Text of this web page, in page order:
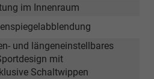
im Innenraum
und längeneinstellbares
mit
Schaltwippen